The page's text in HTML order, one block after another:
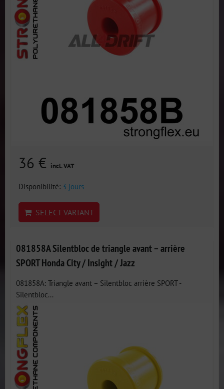
36 € incl. VAT
Disponibilité: 3 jours
SELECT VARIANT
081858A Silentbloc de triangle avant – arrière
SPORT Honda City / Insight / Jazz
081858A: Triangle avant – Silentbloc arrière SPORT -
Silentbloc...